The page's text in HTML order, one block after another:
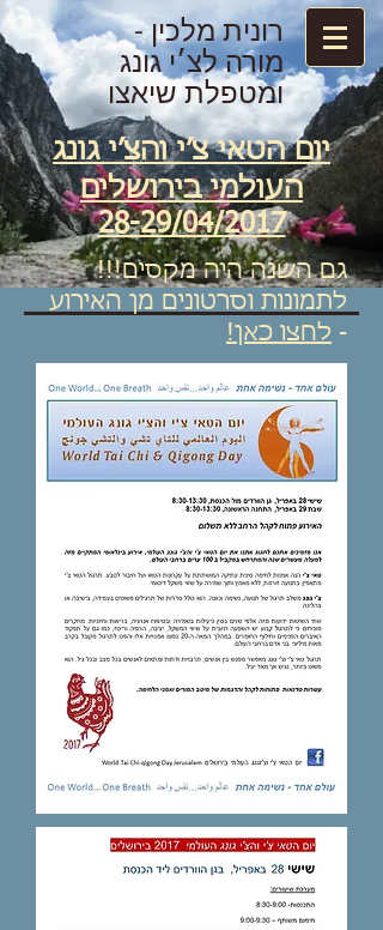
רונית מלכין -
מורה לצ׳י גונג
ומטפלת שיאצו
יום הטאי צ׳י והצ׳י גונג
העולמי בירושלים
28-29/04/2017
גם השנה היה מקסים!!!
לתמונות וסרטונים מן האירוע
- לחצו כאן!